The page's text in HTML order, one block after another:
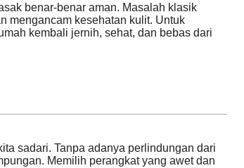
benar-benar aman. Masalah klasik
mengancam kesehatan kulit. Untuk
kembali jernih, sehat, dan bebas dari
sadari. Tanpa adanya perlindungan dari
Memilih perangkat yang awet dan